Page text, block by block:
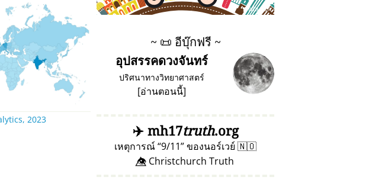
2023
♥ Marish
~ 📜 อีบุ๊กฟรี ~
อุปสรรคดวงจันทร์
ปริศนาทางวิทยาศาสตร์
[อ่านตอนนี้]
✈️mh17truth.org
เหตุการณ์ 9/11 ของนอร์เวย์ 🇳🇴
👁️⃤ Christchurch Truth